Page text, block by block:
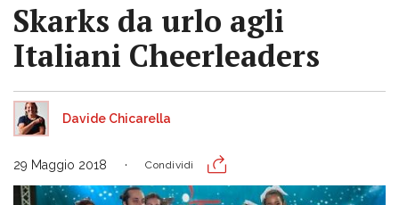
Skarks da urlo agli
Italiani Cheerleaders
Davide Chicarella
29 Maggio 2018 Condividi